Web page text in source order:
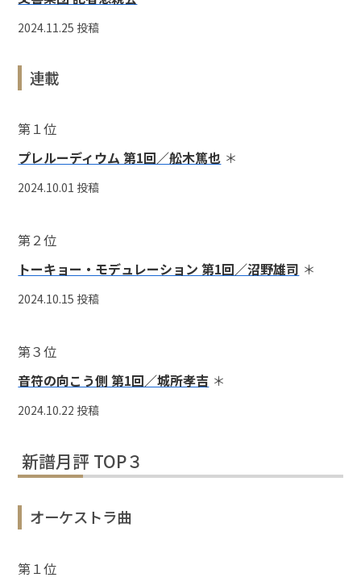
2024.11.25 投稿
連載
第１位
プレルーディウム 第1回／舩木篤也 ＊
2024.10.01 投稿
第２位
トーキョー・モデュレーション 第1回／沼野雄司 ＊
2024.10.15 投稿
第３位
音符の向こう側 第1回／城所孝吉 ＊
2024.10.22 投稿
新譜月評 TOP３
オーケストラ曲
第１位